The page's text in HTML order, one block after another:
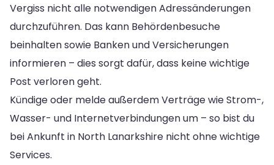
Vergiss nicht alle notwendigen Adressänderungen
durchzuführen. Das kann Behördenbesuche
beinhalten sowie Banken und Versicherungen
informieren – dies sorgt dafür, dass keine wichtige
Post verloren geht.
Kündige oder melde außerdem Verträge wie Strom-,
Wasser- und Internetverbindungen um – so bist du
bei Ankunft in North Lanarkshire nicht ohne wichtige
Services.